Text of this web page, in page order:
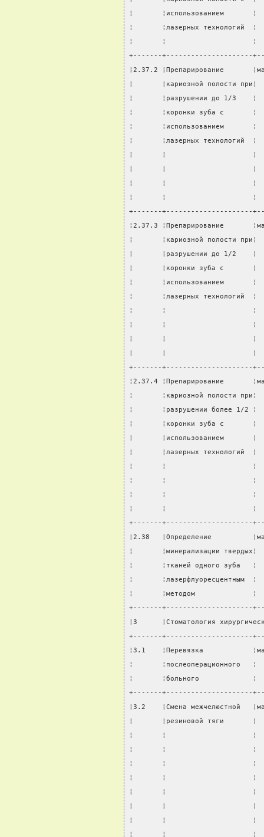
¦       ¦использованием
¦       ¦лазерных
¦       ¦                     ¦
+-------+---------------------
¦2.37.2 ¦Препарирование
¦       ¦кариозной полости
¦       ¦разрушении до 1/3    ¦
¦       ¦коронки зуба с       ¦
¦       ¦использованием
¦       ¦лазерных
¦       ¦                     ¦
¦       ¦                     ¦
¦       ¦                     ¦
¦       ¦                     ¦
+-------+---------------------
¦2.37.3 ¦Препарирование
¦       ¦кариозной полости
¦       ¦разрушении до 1/2    ¦
¦       ¦коронки зуба с       ¦
¦       ¦использованием
¦       ¦лазерных
¦       ¦                     ¦
¦       ¦                     ¦
¦       ¦                     ¦
¦       ¦                     ¦
+-------+---------------------
¦2.37.4 ¦Препарирование
¦       ¦кариозной полости
¦       ¦разрушении более 1/2
¦       ¦коронки зуба с       ¦
¦       ¦использованием
¦       ¦лазерных
¦       ¦                     ¦
¦       ¦                     ¦
¦       ¦                     ¦
¦       ¦                     ¦
+-------+---------------------
¦2.38   ¦Определение
¦       ¦минерализации
¦       ¦тканей одного зуба
¦
¦       ¦методом
+-------+---------------------
¦3      ¦Стоматология
+-------+---------------------
¦3.1    ¦Перевязка
¦       ¦послеоперационного
¦       ¦больного
+-------+---------------------
¦3.2    ¦Смена межчелюстной
¦       ¦резиновой тяги       ¦
¦       ¦                     ¦
¦       ¦                     ¦
¦       ¦                     ¦
¦       ¦                     ¦
¦       ¦                     ¦
¦       ¦                     ¦
¦       ¦                     ¦
¦       ¦                     ¦